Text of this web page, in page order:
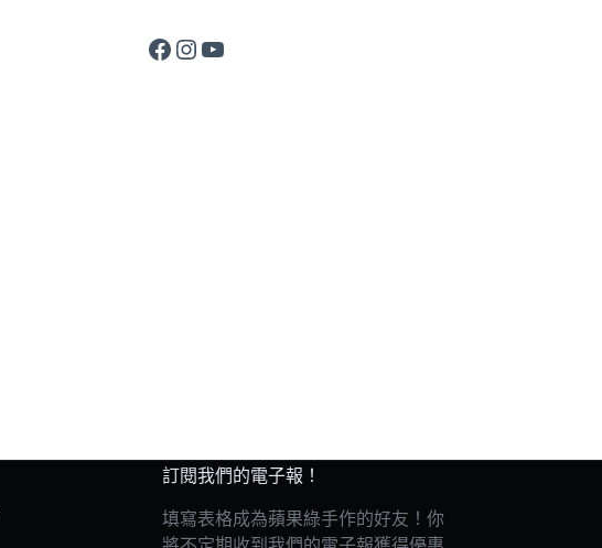
Facebook
Instagram
YouTube
訂閱我們的電子報！
填寫表格成為蘋果綠手作的好友！你